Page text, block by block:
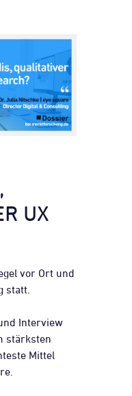
UX
vor Ort und
statt.
Interview
stärksten
Mittel